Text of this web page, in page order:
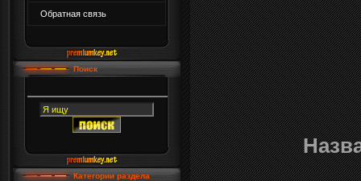
Обратная связь
Поиск
Категории раздела